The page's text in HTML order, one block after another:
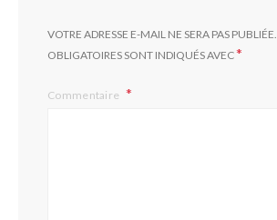
VOTRE ADRESSE E-MAIL NE SERA PAS PUBLIÉE.
OBLIGATOIRES SONT INDIQUÉS AVEC*
Commentaire